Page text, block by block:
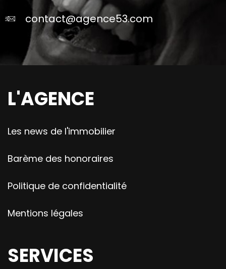
contact@agence53.com
L'AGENCE
Les news de l'immobilier
Barème des honoraires
Politique de confidentialité
Mentions légales
SERVICES